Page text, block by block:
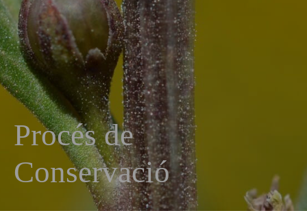
Procés de
Conservació